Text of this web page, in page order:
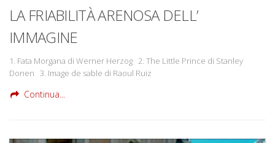
LA FRIABILITÀ ARENOSA DELL’
IMMAGINE
1. Fata Morgana di Werner Herzog 2. The Little Prince di Stanley
Donen 3. Image de sable di Raoul Ruiz
Continua...